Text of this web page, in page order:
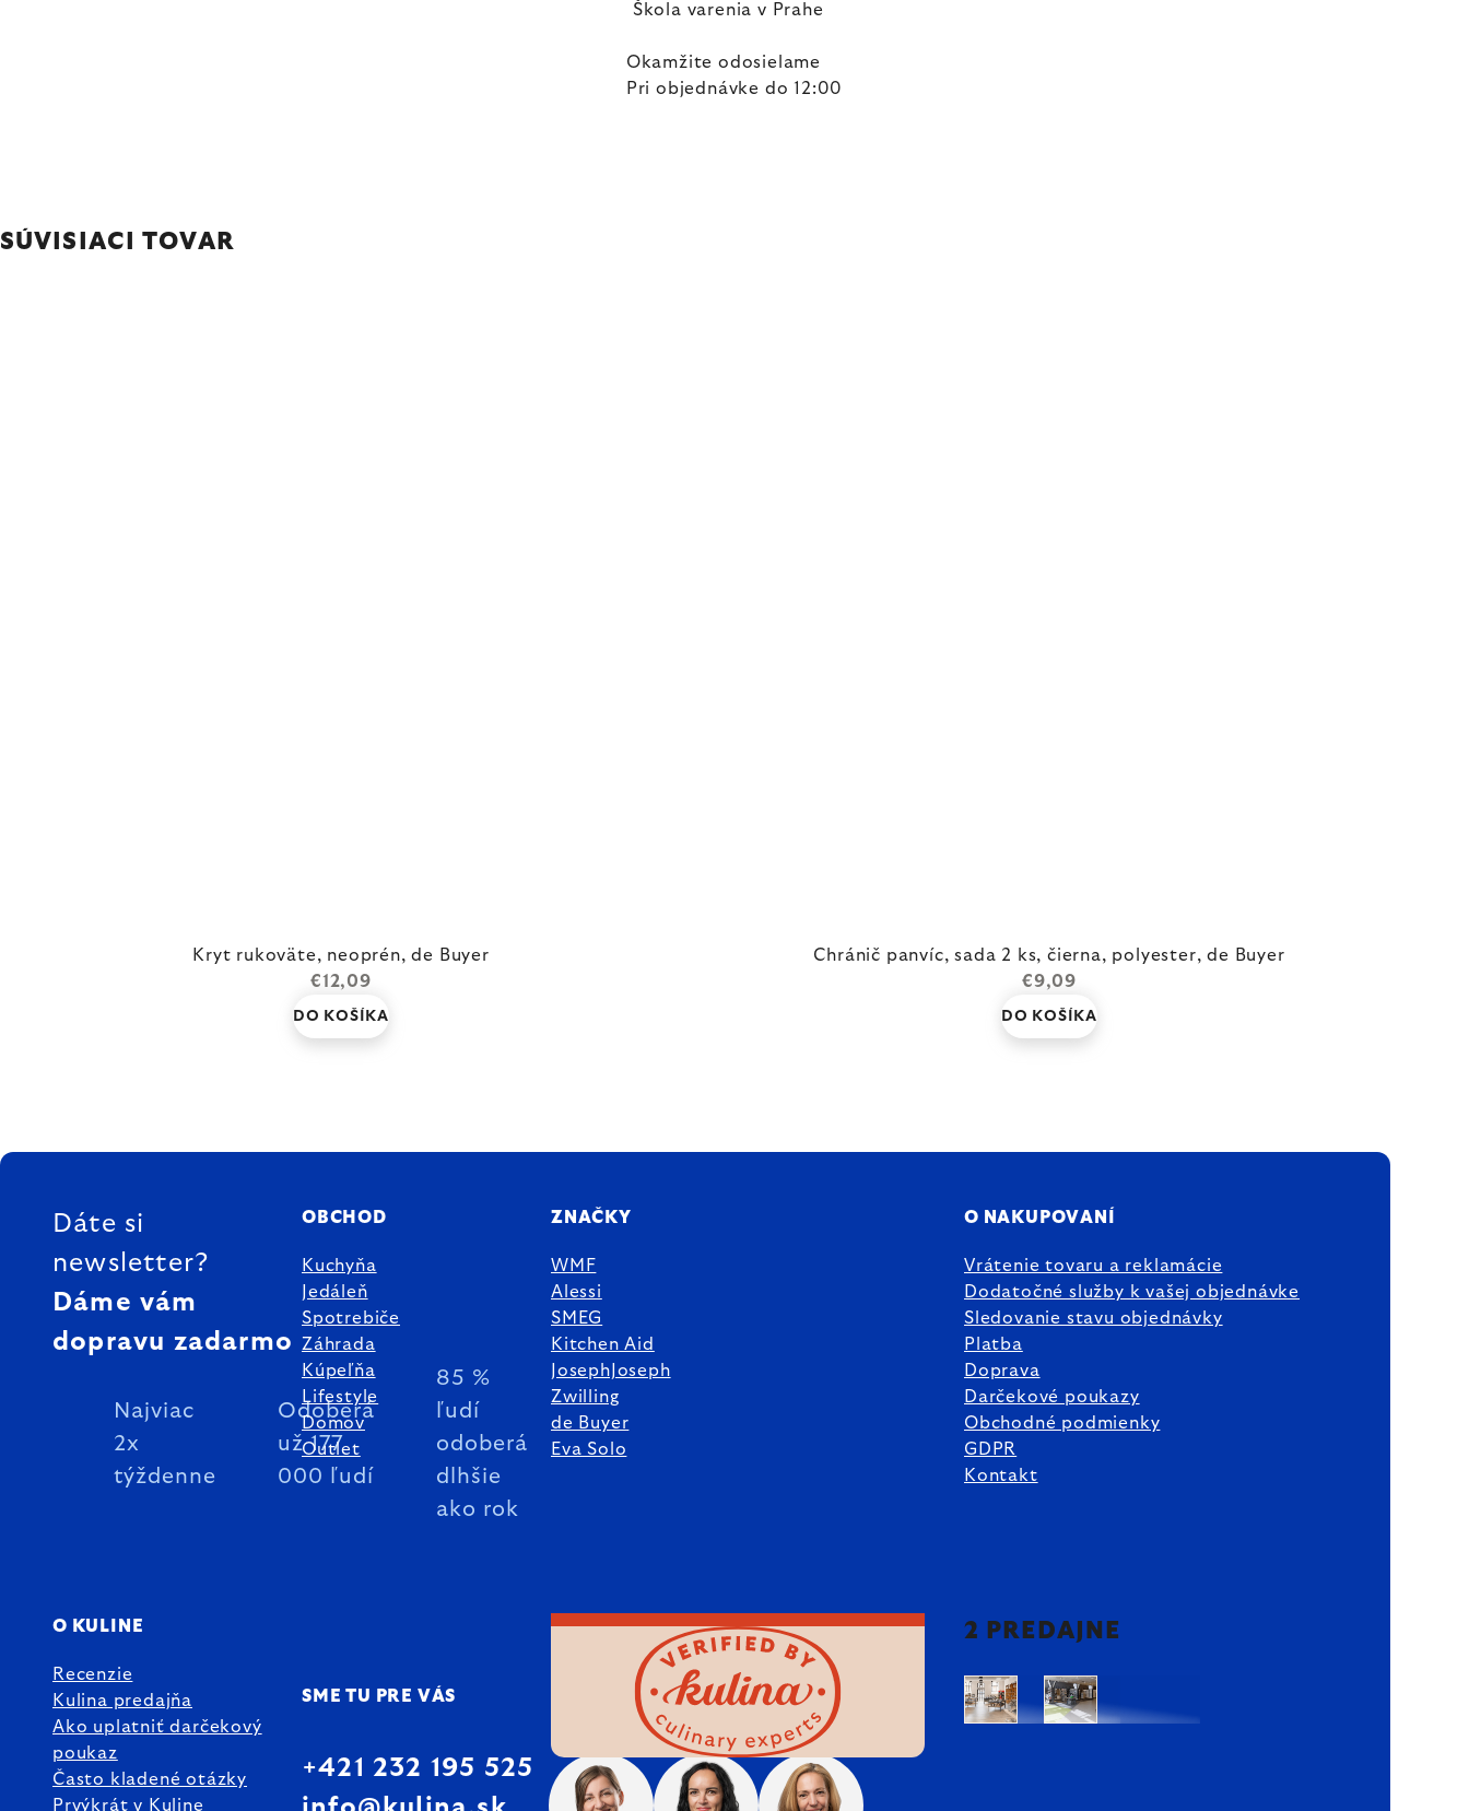
Škola varenia v Prahe
Okamžite odosielame
Pri objednávke do 12:00
SÚVISIACI TOVAR
Kryt rukoväte, neoprén, de Buyer
€12,09
DO KOŠÍKA
Chránič panvíc, sada 2 ks, čierna, polyester, de Buyer
€9,09
DO KOŠÍKA
ZÁPÄTIE
Dáte si
newsletter?
Dáme vám
dopravu zadarmo
Najviac
2x
týždenne
Odoberá
už 177
000 ľudí
85 %
ľudí
odoberá
dlhšie
ako rok
OBCHOD
Kuchyňa
Jedáleň
Spotrebiče
Záhrada
Kúpeľňa
Lifestyle
Domov
Outlet
ZNAČKY
WMF
Alessi
SMEG
Kitchen Aid
JosephJoseph
Zwilling
de Buyer
Eva Solo
O NAKUPOVANÍ
Vrátenie tovaru a reklamácie
Dodatočné služby k vašej objednávke
Sledovanie stavu objednávky
Platba
Doprava
Darčekové poukazy
Obchodné podmienky
GDPR
Kontakt
O KULINE
Recenzie
Kulina predajňa
Ako uplatniť darčekový
poukaz
Často kladené otázky
Prvýkrát v Kuline
SME TU PRE VÁS
+421 232 195 525
2 PREDAJNE